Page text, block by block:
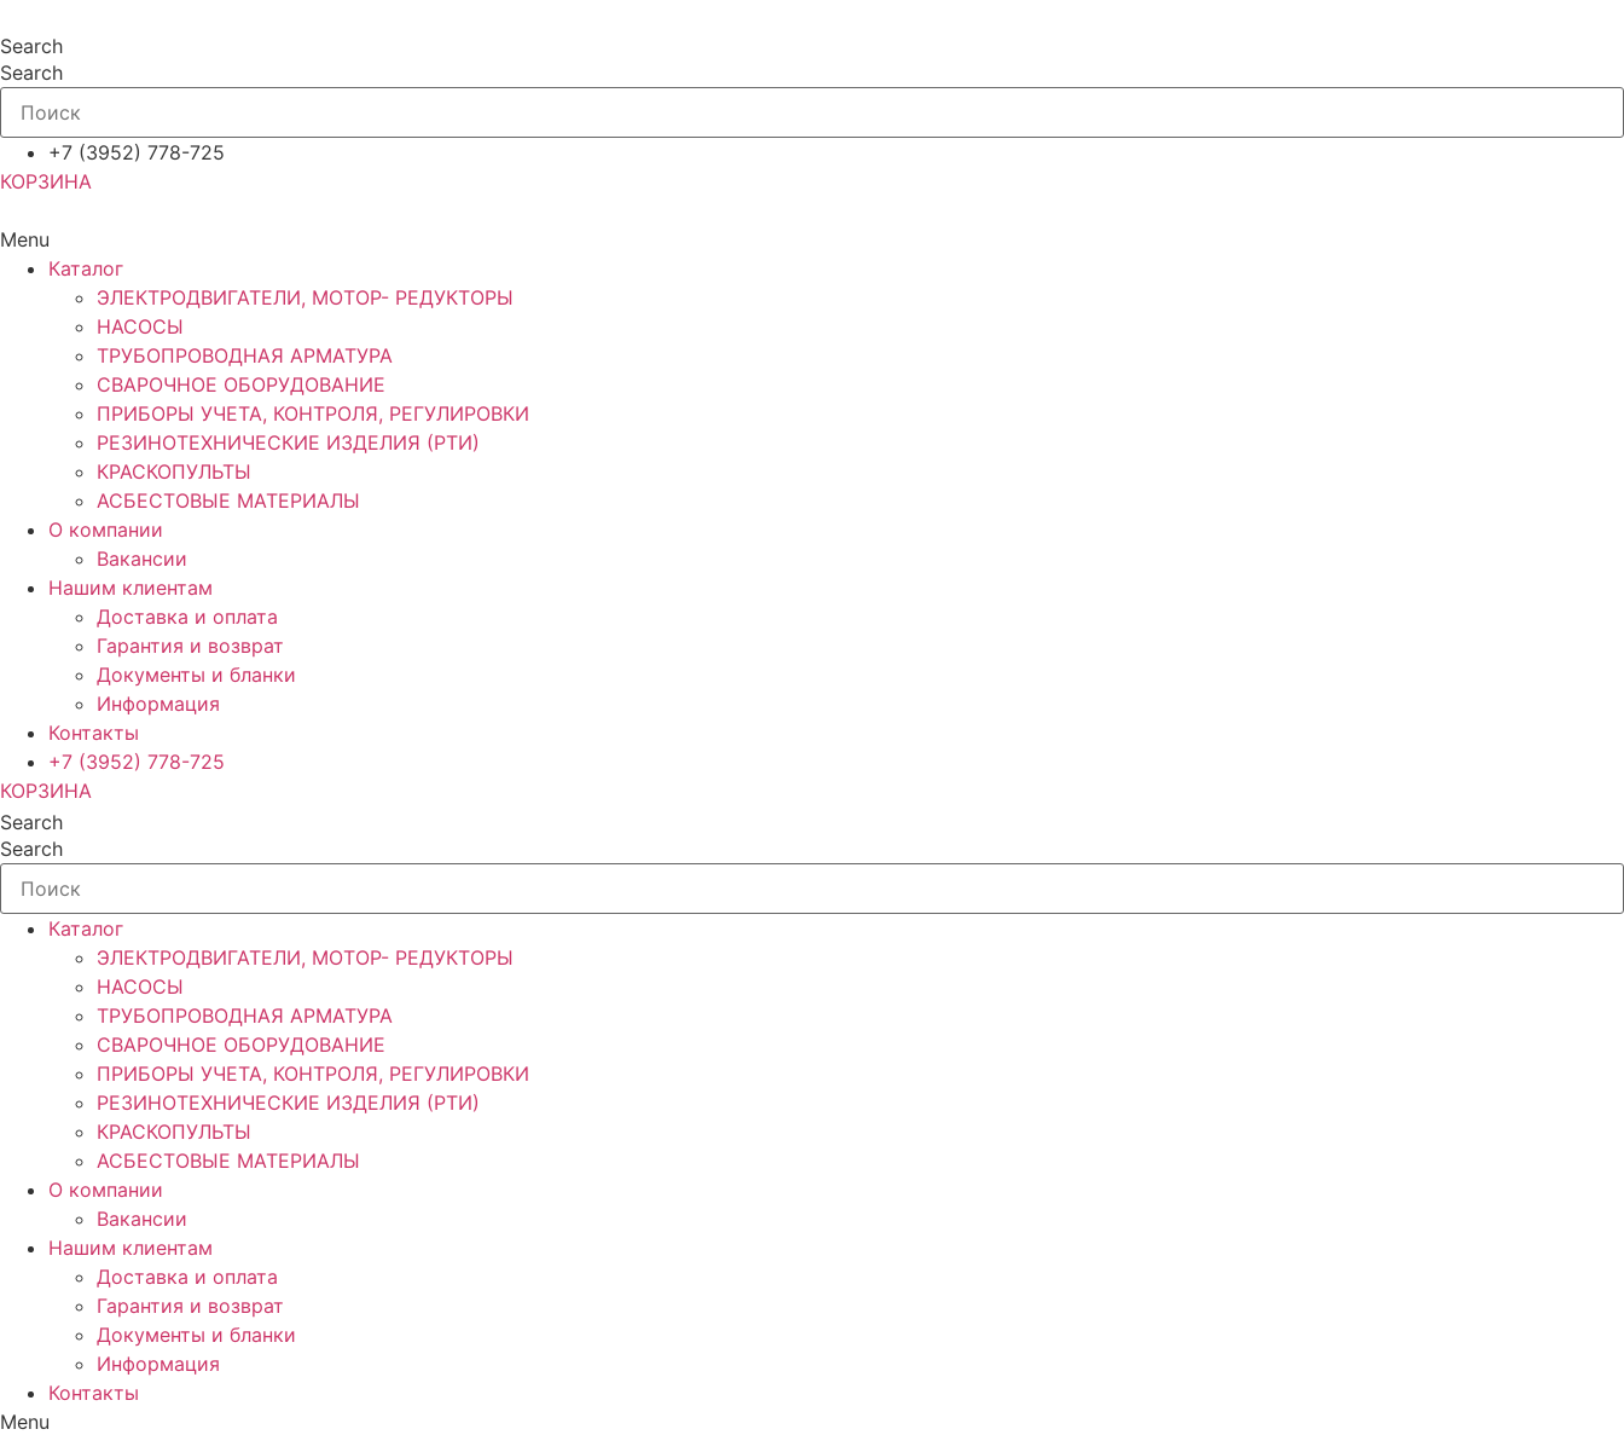
к
содержимому
Search
Search
+7 (3952) 778-725
КОРЗИНА
Menu
Каталог
ЭЛЕКТРОДВИГАТЕЛИ, МОТОР- РЕДУКТОРЫ
НАСОСЫ
ТРУБОПРОВОДНАЯ АРМАТУРА
СВАРОЧНОЕ ОБОРУДОВАНИЕ
ПРИБОРЫ УЧЕТА, КОНТРОЛЯ, РЕГУЛИРОВКИ
РЕЗИНОТЕХНИЧЕСКИЕ ИЗДЕЛИЯ (РТИ)
КРАСКОПУЛЬТЫ
АСБЕСТОВЫЕ МАТЕРИАЛЫ
О компании
Вакансии
Нашим клиентам
Доставка и оплата
Гарантия и возврат
Документы и бланки
Информация
Контакты
+7 (3952) 778-725
КОРЗИНА
Search
Search
Каталог
ЭЛЕКТРОДВИГАТЕЛИ, МОТОР- РЕДУКТОРЫ
НАСОСЫ
ТРУБОПРОВОДНАЯ АРМАТУРА
СВАРОЧНОЕ ОБОРУДОВАНИЕ
ПРИБОРЫ УЧЕТА, КОНТРОЛЯ, РЕГУЛИРОВКИ
РЕЗИНОТЕХНИЧЕСКИЕ ИЗДЕЛИЯ (РТИ)
КРАСКОПУЛЬТЫ
АСБЕСТОВЫЕ МАТЕРИАЛЫ
О компании
Вакансии
Нашим клиентам
Доставка и оплата
Гарантия и возврат
Документы и бланки
Информация
Контакты
Menu